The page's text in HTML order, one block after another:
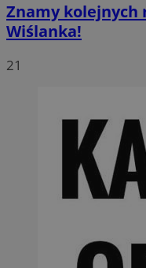
Znamy kolejnych
Wiślanka!
21